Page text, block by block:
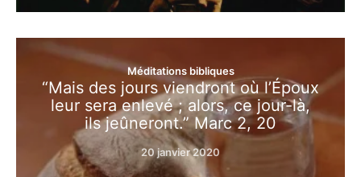
Méditations bibliques
“Mais des jours viendront où l’Époux
leur sera enlevé ; alors, ce jour-là,
ils jeûneront.” Marc 2, 20
20 janvier 2020